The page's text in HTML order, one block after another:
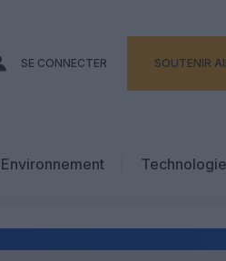
SE CONNECTER SOUTENIR
Environnement Technologie